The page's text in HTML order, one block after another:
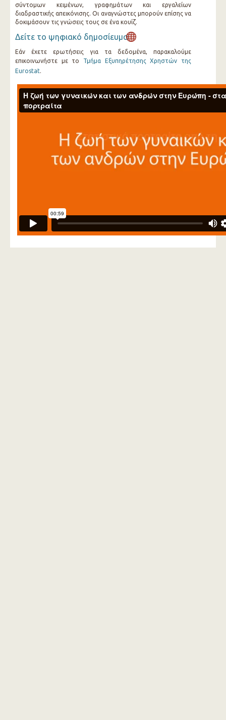
σύντομων κειμένων, γραφημάτων και εργαλείων
διαδραστικής απεικόνισης. Οι αναγνώστες μπορούν επίσης να
δοκιμάσουν τις γνώσεις τους σε ένα κουίζ.
Δείτε το ψηφιακό δημοσίευμα
Εάν έχετε ερωτήσεις για τα δεδομένα, παρακαλούμε
επικοινωνήστε με το Τμήμα Εξυπηρέτησης Χρηστών της
Eurostat.